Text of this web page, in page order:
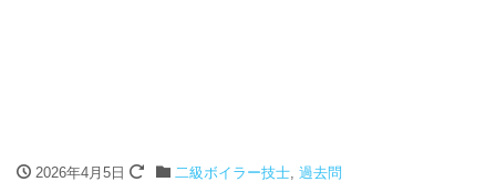
2026年4月5日 二級ボイラー技士, 過去問